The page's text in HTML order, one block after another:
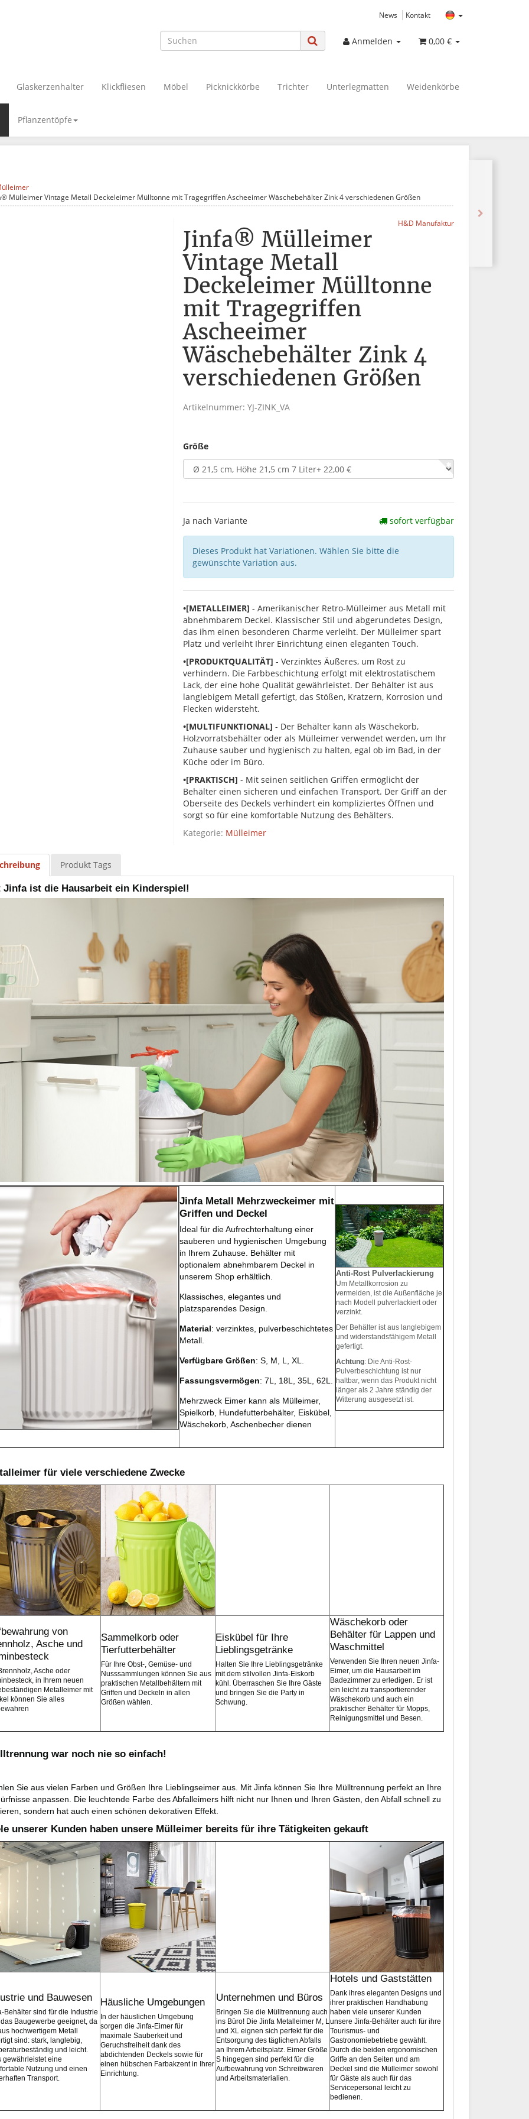
News Kontakt
Anmelden 0,00 €
Glaskerzenhalter Klickfliesen Möbel Picknickkörbe Trichter Unterlegmatten Weidenkörbe
Pflanzentöpfe
Mülleimer Vintage Metall Deckeleimer Mülltonne mit Tragegriffen Ascheeimer Wäschebehälter Zink 4 verschiedenen Größen
H&D Manufaktur
Jinfa® Mülleimer
Vintage Metall
Deckeleimer Mülltonne
mit Tragegriffen
Ascheeimer
Wäschebehälter Zink 4
verschiedenen Größen
Artikelnummer: YJ-ZINK_VA
Größe
Ja nach Variante sofort verfügbar
Dieses Produkt hat Variationen. Wählen Sie bitte die
gewünschte Variation aus.
•[METALLEIMER] - Amerikanischer Retro-Mülleimer aus Metall mit
abnehmbarem Deckel. Klassischer Stil und abgerundetes Design,
das ihm einen besonderen Charme verleiht. Der Mülleimer spart
Platz und verleiht Ihrer Einrichtung einen eleganten Touch.
•[PRODUKTQUALITÄT] - Verzinktes Äußeres, um Rost zu
verhindern. Die Farbbeschichtung erfolgt mit elektrostatischem
Lack, der eine hohe Qualität gewährleistet. Der Behälter ist aus
langlebigem Metall gefertigt, das Stößen, Kratzern, Korrosion und
Flecken widersteht.
•[MULTIFUNKTIONAL] - Der Behälter kann als Wäschekorb,
Holzvorratsbehälter oder als Mülleimer verwendet werden, um Ihr
Zuhause sauber und hygienisch zu halten, egal ob im Bad, in der
Küche oder im Büro.
•[PRAKTISCH] - Mit seinen seitlichen Griffen ermöglicht der
Behälter einen sicheren und einfachen Transport. Der Griff an der
Oberseite des Deckels verhindert ein kompliziertes Öffnen und
sorgt so für eine komfortable Nutzung des Behälters.
Kategorie: Mülleimer
Produkt Tags
Jinfa ist die Hausarbeit ein Kinderspiel!
Jinfa Metall Mehrzweckeimer mit
Griffen und Deckel
Ideal für die Aufrechterhaltung einer
sauberen und hygienischen Umgebung
in Ihrem Zuhause. Behälter mit
optionalem abnehmbarem Deckel in
unserem Shop erhältlich.
Klassisches, elegantes und
platzsparendes Design.
Material: verzinktes, pulverbeschichtetes
Metall.
Verfügbare Größen: S, M, L, XL.
Fassungsvermögen: 7L, 18L, 35L, 62L.
Mehrzweck Eimer kann als Mülleimer,
Spielkorb, Hundefutterbehälter, Eiskübel,
Wäschekorb, Aschenbecher dienen
Anti-Rost Pulverlackierung
Um Metallkorrosion zu
vermeiden, ist die Außenfläche je
nach Modell pulverlackiert oder
verzinkt.
Der Behälter ist aus langlebigem
und widerstandsfähigem Metall
gefertigt.
Achtung: Die Anti-Rost-
Pulverbeschichtung ist nur
haltbar, wenn das Produkt nicht
länger als 2 Jahre ständig der
Witterung ausgesetzt ist.
für viele verschiedene Zwecke
von
Asche und
Asche oder
in Ihrem neuen
Metalleimer mit
können Sie alles
Sammelkorb oder
Tierfutterbehälter
Für Ihre Obst-, Gemüse- und
Nusssammlungen können Sie aus
praktischen Metallbehältern mit
Griffen und Deckeln in allen
Größen wählen.
Eiskübel für Ihre
Lieblingsgetränke
Halten Sie Ihre Lieblingsgetränke
mit dem stilvollen Jinfa-Eiskorb
kühl. Überraschen Sie Ihre Gäste
und bringen Sie die Party in
Schwung.
Wäschekorb oder
Behälter für Lappen und
Waschmittel
Verwenden Sie Ihren neuen Jinfa-
Eimer, um die Hausarbeit im
Badezimmer zu erledigen. Er ist
ein leicht zu transportierender
Wäschekorb und auch ein
praktischer Behälter für Mopps,
Reinigungsmittel und Besen.
war noch nie so einfach!
Sie aus vielen Farben und Größen Ihre Lieblingseimer aus. Mit Jinfa können Sie Ihre Mülltrennung perfekt an Ihre
anpassen. Die leuchtende Farbe des Abfalleimers hilft nicht nur Ihnen und Ihren Gästen, den Abfall schnell zu
sondern hat auch einen schönen dekorativen Effekt.
unserer Kunden haben unsere Mülleimer bereits für ihre Tätigkeiten gekauft
und Bauwesen
Behälter sind für die Industrie
Baugewerbe geeignet, da
hochwertigem Metall
sind: stark, langlebig,
und leicht.
gewährleistet eine
Nutzung und einen
Transport.
Häusliche Umgebungen
In der häuslichen Umgebung
sorgen die Jinfa-Eimer für
maximale Sauberkeit und
Geruchsfreiheit dank des
abdichtenden Deckels sowie für
einen hübschen Farbakzent in Ihrer
Einrichtung.
Unternehmen und Büros
Bringen Sie die Mülltrennung auch
ins Büro! Die Jinfa Metalleimer M, L
und XL eignen sich perfekt für die
Entsorgung des täglichen Abfalls
an Ihrem Arbeitsplatz. Eimer Größe
S hingegen sind perfekt für die
Aufbewahrung von Schreibwaren
und Arbeitsmaterialien.
Hotels und Gaststätten
Dank ihres eleganten Designs und
ihrer praktischen Handhabung
haben viele unserer Kunden
unsere Jinfa-Behälter auch für ihre
Tourismus- und
Gastronomiebetriebe gewählt.
Durch die beiden ergonomischen
Griffe an den Seiten und am
Deckel sind die Mülleimer sowohl
für Gäste als auch für das
Servicepersonal leicht zu
bedienen.